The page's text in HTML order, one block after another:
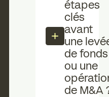
avec dups
étapes
clés
avant
une
de fonds
ou une
de M&A